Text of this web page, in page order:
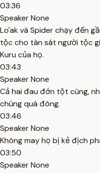
03:36
Speaker None
Lo'ak và Spider chạy đến
tộc cho tàn sát người tộc
Kuru của họ.
03:43
Speaker None
Cả hai đau đớn tột cùng,
chúng quá đông.
03:46
Speaker None
Không may họ bị kẻ địch
03:50
Speaker None